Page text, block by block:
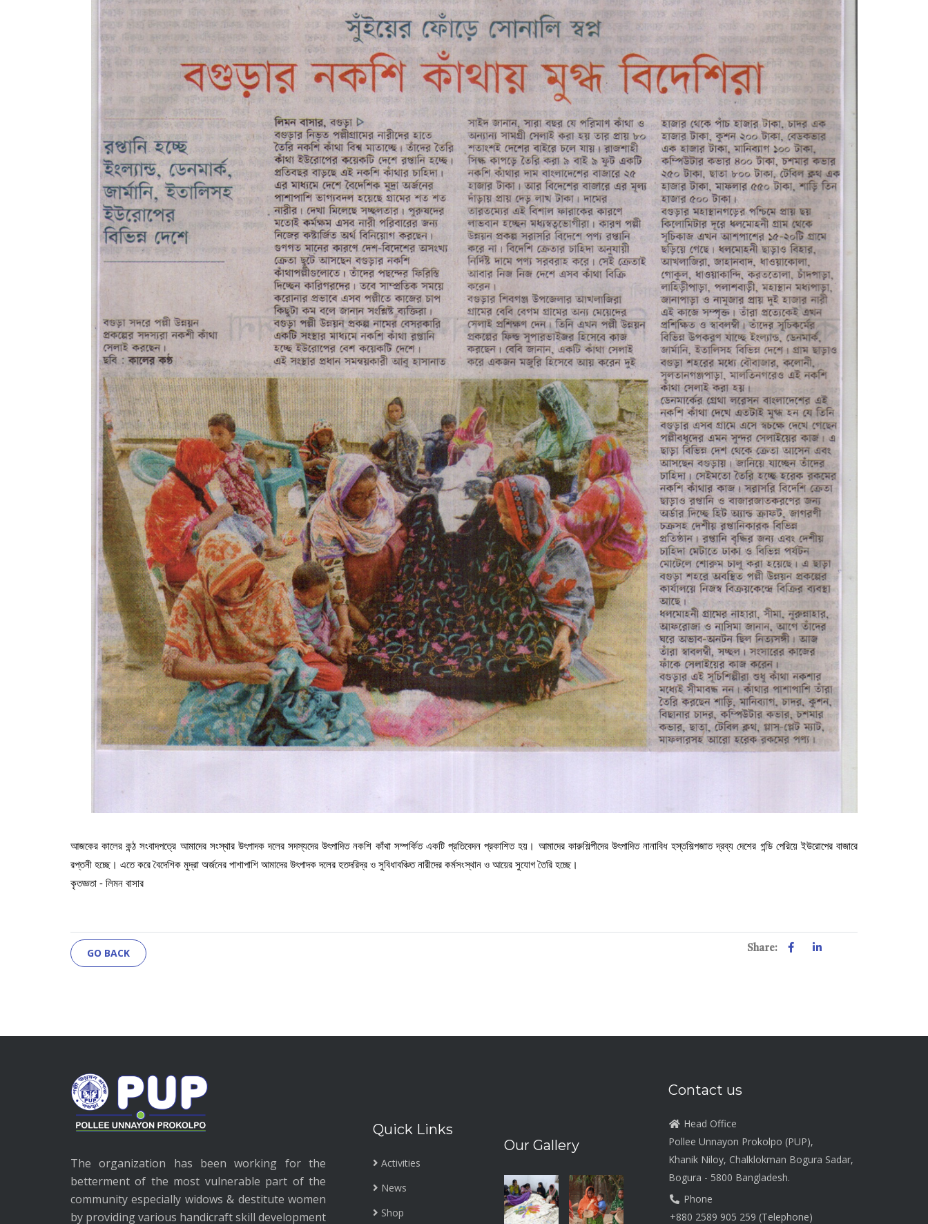
আজকের কালের কন্ঠ সংবাদপত্রে আমাদের সংস্থার উৎপাদক দলের সদস্যদের উৎপাদিত নকশি কাঁথা সম্পর্কিত একটি প্রতিবেদন প্রকাশিত হয়। আমাদের কারুশিল্পীদের উৎপাদিত নানাবিধ হস্তশিল্পজাত দ্রব্য দেশের গন্ডি পেরিয়ে ইউরোপের বাজারে
রপ্তনী হচ্ছে। এতে করে বৈদেশিক মুদ্রা অর্জনের পাশাপাশি আমাদের উৎপাদক দলের হতদরিদ্র ও সুবিধাবঞ্চিত নারীদের কর্মসংস্থান ও আয়ের সুযোগ তৈরি হচ্ছে।
কৃতজ্ঞতা - লিমন বাসার
GO BACK Share:
The organization has been working for the
betterment of the most vulnerable part of the
community especially widows & destitute women
by providing various handicraft skill development
Quick Links
Activities
News
Shop
Our Gallery
Contact us
Head Office
Pollee Unnayon Prokolpo (PUP),
Khanik Niloy, Chalklokman Bogura Sadar,
Bogura - 5800 Bangladesh.
Phone
+880 2589 905 259 (Telephone)